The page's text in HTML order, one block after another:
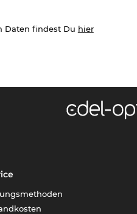
Daten findest Du hier